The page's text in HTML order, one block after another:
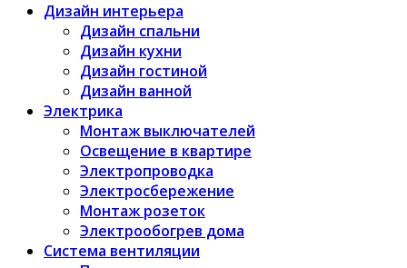
Дизайн интерьера
Дизайн спальни
Дизайн кухни
Дизайн гостиной
Дизайн ванной
Электрика
Монтаж выключателей
Освещение в квартире
Электропроводка
Электросбережение
Монтаж розеток
Электрообогрев дома
Система вентиляции